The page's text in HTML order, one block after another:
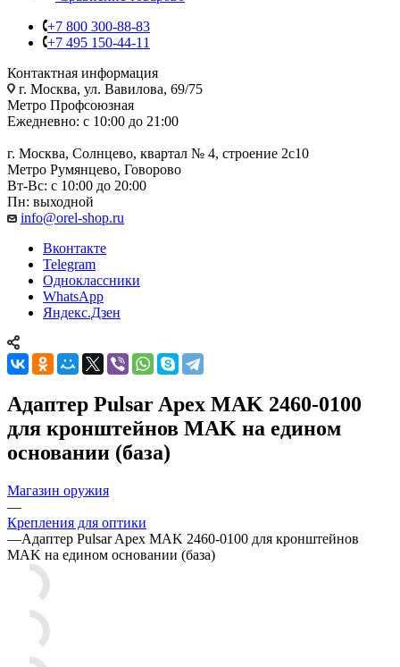
+7 800 300-88-83
+7 495 150-44-11
Контактная информация
г. Москва, ул. Вавилова, 69/75
Метро Профсоюзная
Ежедневно: с 10:00 до 21:00
г. Москва, Солнцево, квартал № 4, строение 2с10
Метро Румянцево, Говорово
Вт-Вс: с 10:00 до 20:00
Пн: выходной
info@orel-shop.ru
Вконтакте
Telegram
Одноклассники
WhatsApp
Яндекс.Дзен
Адаптер Pulsar Apex MAK 2460-0100
для кронштейнов MAK на едином
основании (база)
Магазин оружия
—
Крепления для оптики
—Адаптер Pulsar Apex MAK 2460-0100 для кронштейнов
MAK на едином основании (база)